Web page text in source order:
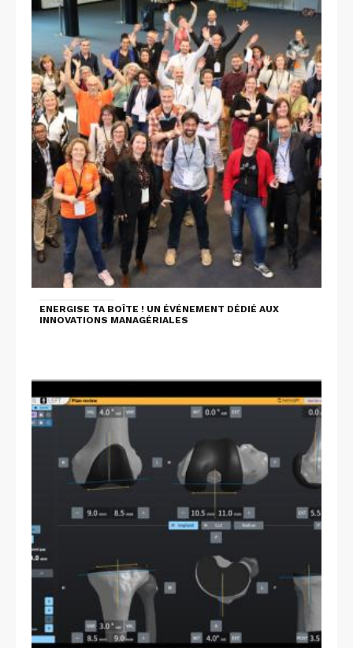
ENERGISE TA BOÎTE ! UN ÉVÉNEMENT DÉDIÉ AUX
INNOVATIONS MANAGÉRIALES